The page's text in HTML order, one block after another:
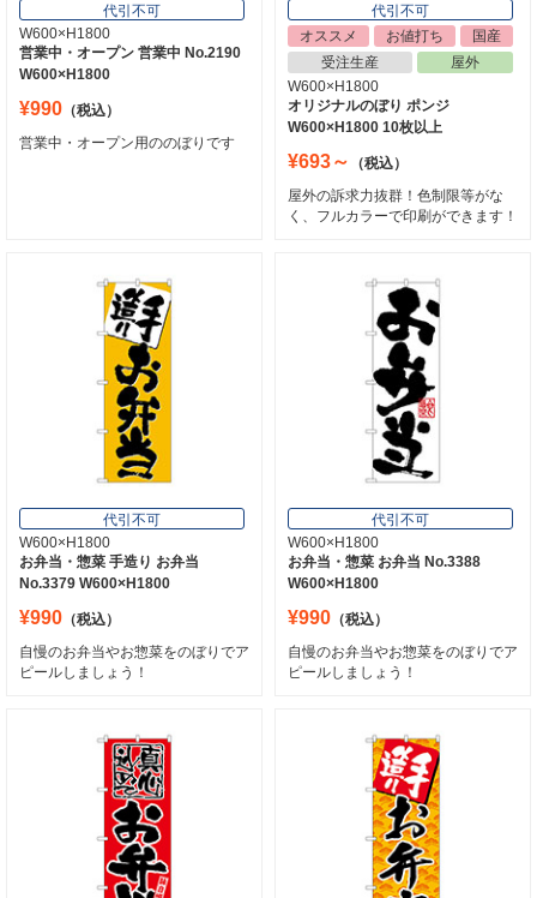
代引不可
W600×H1800
営業中・オープン 営業中 No.2190
W600×H1800
¥990 （税込）
営業中・オープン用ののぼりです
代引不可
オススメ
お値打ち
国産
受注生産
屋外
W600×H1800
オリジナルのぼり ポンジ
W600×H1800 10枚以上
¥693～
（税込）
屋外の訴求力抜群！色制限等がな
く、フルカラーで印刷ができます！
代引不可
W600×H1800
お弁当・惣菜 手造り お弁当
No.3379 W600×H1800
¥990 （税込）
自慢のお弁当やお惣菜をのぼりでア
ピールしましょう！
代引不可
W600×H1800
お弁当・惣菜 お弁当 No.3388
W600×H1800
¥990 （税込）
自慢のお弁当やお惣菜をのぼりでア
ピールしましょう！